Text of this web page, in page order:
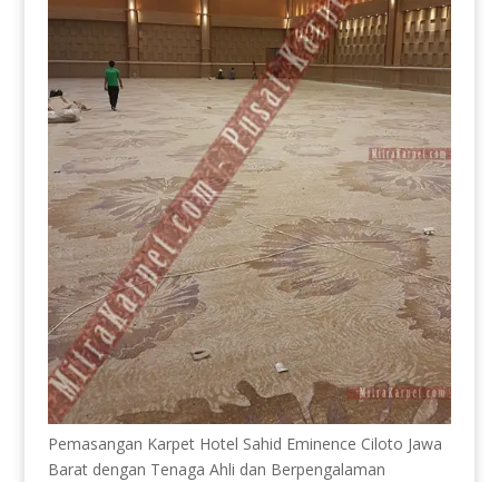
Pemasangan Karpet Hotel Sahid Eminence Ciloto Jawa
Barat dengan Tenaga Ahli dan Berpengalaman